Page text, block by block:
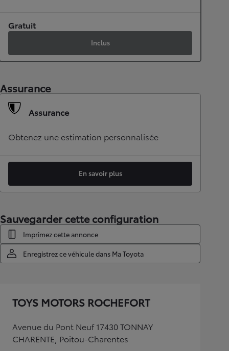
Gratuit
Inclus
Assurance
Assurance
Obtenez une estimation personnalisée
En savoir plus
Sauvegarder cette configuration
Imprimez cette annonce
Enregistrez ce véhicule dans Ma Toyota
TOYS MOTORS ROCHEFORT
Avenue du Pont Neuf 17430 TONNAY
CHARENTE, Poitou-Charentes